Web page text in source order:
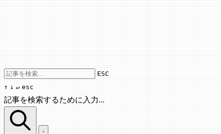
Use arrow keys to navigate results,
ESC
↑ ↓ ↵ esc
記事を検索するために入力...
記事を検索...